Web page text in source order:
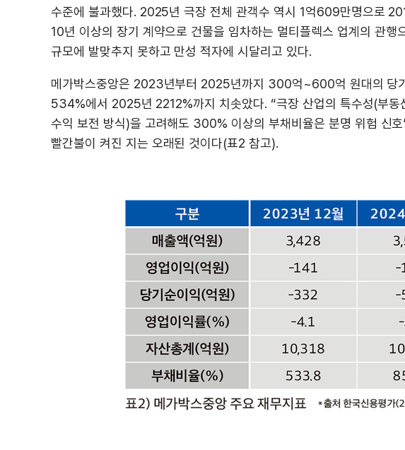
수준에 불과했다. 2025년 극장 전체 관객수 역시 1억609만명으로
10년 이상의 장기 계약으로 건물을 임차하는 멀티플렉스 업계의 관
규모에 발맞추지 못하고 만성 적자에 시달리고 있다.
메가박스중앙은 2023년부터 2025년까지 300억~600억 원대의 당
534%에서 2025년 2212%까지 치솟았다. “극장 산업의 특수성(부동
수익 보전 방식)을 고려해도 300% 이상의 부채비율은 분명 위험 신
빨간불이 켜진 지는 오래된 것이다(표2 참고).